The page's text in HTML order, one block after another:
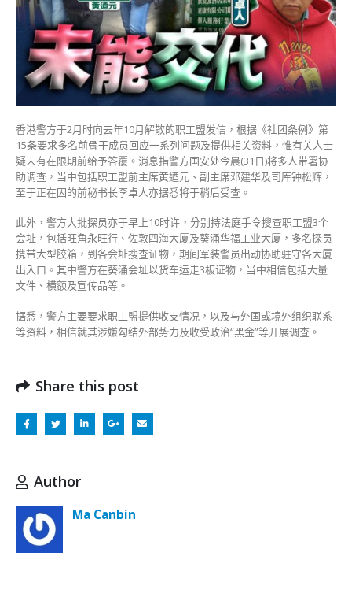
工
盟
至
少
3
高
层
未
依
社
团
条
例
交
代
收
入
来
源
等〉
中
香港警方于2月时向去年10月解散的职工盟发信，根据《社团条例》第
15条要求多名前骨干成员回应一系列问题及提供相关资料，惟有关人士
疑未有在限期前给予答覆。消息指警方国安处今晨(31日)将多人带署协
助调查，当中包括职工盟前主席黄迺元、副主席邓建华及司库钟松辉，
至于正在囚的前秘书长李卓人亦据悉将于稍后受查。
此外，警方大批探员亦于早上10时许，分别持法庭手令搜查职工盟3个
会址，包括旺角永旺行、佐敦四海大厦及葵涌华福工业大厦，多名探员
携带大型胶箱，到各会址搜查证物，期间军装警员出动协助驻守各大厦
出入口。其中警方在葵涌会址以货车运走3板证物，当中相信包括大量
文件、横额及宣传品等。
据悉，警方主要要求职工盟提供收支情况，以及与外国或境外组织联系
等资料，相信就其涉嫌勾结外部势力及收受政治“黑金”等开展调查。
Share this post
Author
Ma Canbin